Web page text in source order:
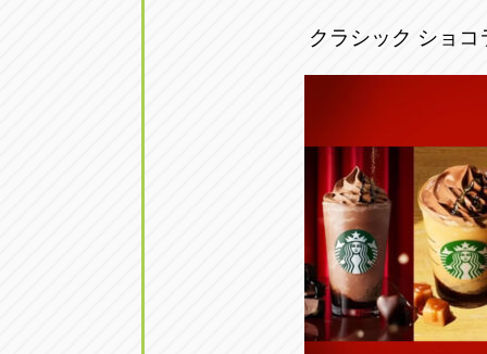
0569-35-
アップル
0561-53-
アップル
0587-66-
愛知県常滑市長間37-1
愛知県尾張旭市印場元町5-2-8
愛知県岩倉市大地町長田35-1
クラシック ショコ